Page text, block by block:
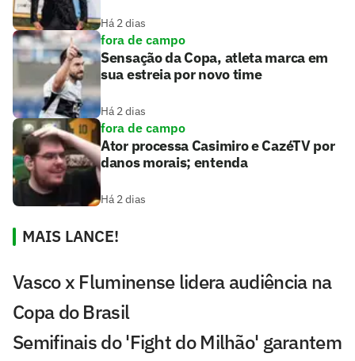
Há 2 dias
fora de campo
Sensação da Copa, atleta marca em
sua estreia por novo time
Há 2 dias
fora de campo
Ator processa Casimiro e CazéTV por
danos morais; entenda
Há 2 dias
MAIS LANCE!
Vasco x Fluminense lidera audiência na
Copa do Brasil
Semifinais do 'Fight do Milhão' garantem